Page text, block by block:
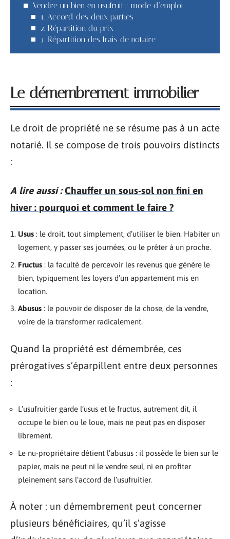
Vendre un bien en usufruit : mode d’emploi
1. Accord des deux parties
2. Répartition du prix
3. Répartition des frais de notaire
Le démembrement immobilier
Le droit de propriété ne se résume pas à un acte
notarié. Il se compose de trois pouvoirs distincts
:
A lire aussi : Chauffer un sous-sol non fini en
hiver : pourquoi et comment le faire ?
Usus : le droit, tout simplement, d’utiliser le bien. Habiter un
logement, y passer ses journées, ou le prêter à un proche.
Fructus : la faculté de percevoir les revenus que génère le
bien, typiquement les loyers d’un appartement mis en
location.
Abusus : le pouvoir de disposer de la chose, de la vendre,
voire de la transformer radicalement.
Quand la propriété est démembrée, ces
prérogatives s’éparpillent entre deux personnes
:
L’usufruitier garde l’usus et le fructus, autrement dit, il
occupe le bien ou le loue, mais ne peut pas en disposer
librement.
Le nu-propriétaire détient l’abusus : il possède le bien sur le
papier, mais ne peut ni le vendre seul, ni en profiter
pleinement sans l’accord de l’usufruitier.
À noter : un démembrement peut concerner
plusieurs bénéficiaires, qu’il s’agisse